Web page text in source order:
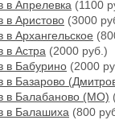
в Апрелевка (1100
в Аристово (3000
в Архангельское
в Астра (2000 руб.)
в Бабурино (2000
в Базарово
в Балабаново (МО)
в Балашиха (800